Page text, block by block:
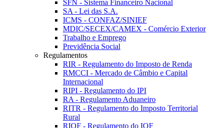
SFN - Sistema Financeiro Nacional
SA - Lei das S.A.
ICMS - CONFAZ/SINIEF
MDIC/SECEX/CAMEX - Comércio Exterior
Trabalho e Emprego
Previdência Social
Regulamentos
RIR - Regulamento do Imposto de Renda
RMCCI - Mercado de Câmbio e Capital
Internacional
RIPI - Regulamento do IPI
RA - Regulamento Aduaneiro
RITR - Regulamento do Imposto Territorial
Rural
RIOF - Regulamento do IOF